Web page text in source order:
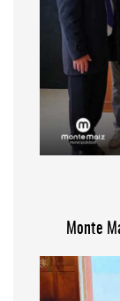
Monte